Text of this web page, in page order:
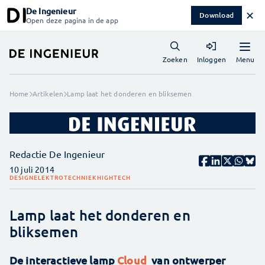
De Ingenieur
Open deze pagina in de app Download ✕
Menu
Zoeken Inloggen
Home Artikelen Lamp laat het donderen en bliksemen
Redactie De Ingenieur
10 juli 2014
DESIGNELEKTROTECHNIEKHIGHTECH
Lamp laat het donderen en
bliksemen
De interactieve lamp Cloudvan ontwerper